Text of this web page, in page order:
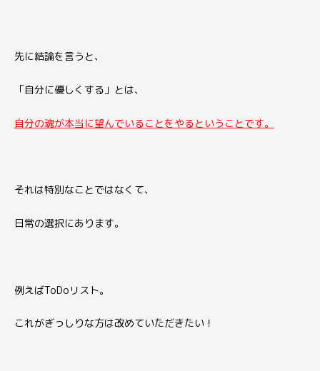
先に結論を言うと、
「自分に優しくする」とは、
自分の魂が本当に望んでいることをやるということです。
それは特別なことではなくて、
日常の選択にあります。
例えばToDoリスト。
これがぎっしりな方は改めていただきたい！